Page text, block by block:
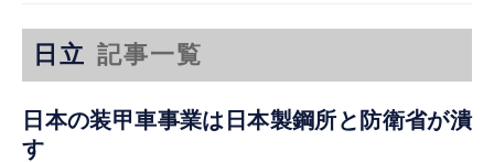
日立 記事一覧
日本の装甲車事業は日本製鋼所と防衛省が潰
す